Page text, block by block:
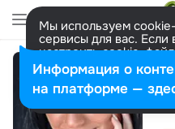
Мы используем
сервисы для вас. Если
настроить cookie-
представитель.
Разрешить все
Информация о
на платформе —